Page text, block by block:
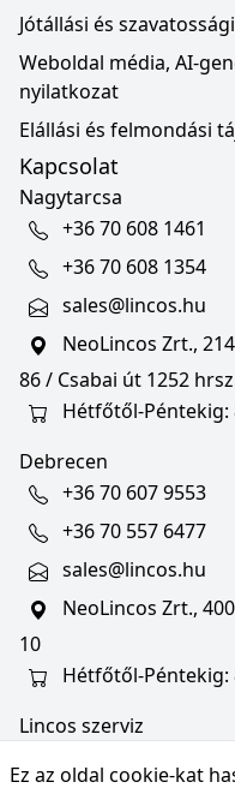
Ez az oldal cookie-kat
Jótállási és
Weboldal média, AI-
nyilatkozat
Elállási és felmondási
Kapcsolat
Nagytarcsa
+36 70 608 1461
+36 70 608 1354
sales@lincos.hu
NeoLincos Zrt.,
86 / Csabai út 1252
Hétfőtől-Péntekig:
Debrecen
+36 70 607 9553
+36 70 557 6477
sales@lincos.hu
NeoLincos Zrt.,
10
Hétfőtől-Péntekig:
Lincos szerviz